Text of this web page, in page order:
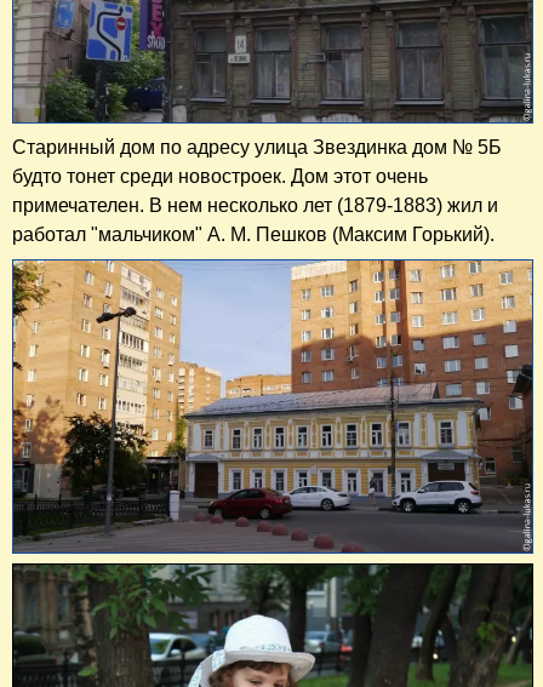
Старинный дом по адресу улица Звездинка дом № 5Б
будто тонет среди новостроек. Дом этот очень
примечателен. В нем несколько лет (1879-1883) жил и
работал "мальчиком" А. М. Пешков (Максим Горький).